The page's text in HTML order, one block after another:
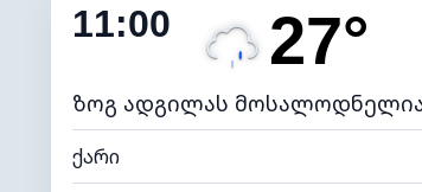
ნამის წერტილი
განათების ინდექსი
11:00 27°
ზოგ ადგილას მოსალოდნელია
ქარი